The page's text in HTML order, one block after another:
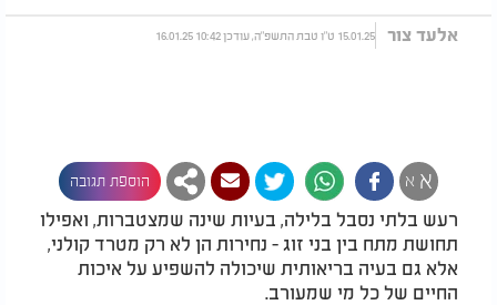
אלעד צור 15.01.25 ט"ו טבת התשפ"ה, עודכן 10:42 16.01.25
א א הוספת תגובה
רעש בלתי נסבל בלילה, בעיות שינה שמצטברות, ואפילו
תחושת מתח בין בני זוג - נחירות הן לא רק מטרד קולני,
אלא גם בעיה בריאותית שיכולה להשפיע על איכות
החיים של כל מי שמעורב.